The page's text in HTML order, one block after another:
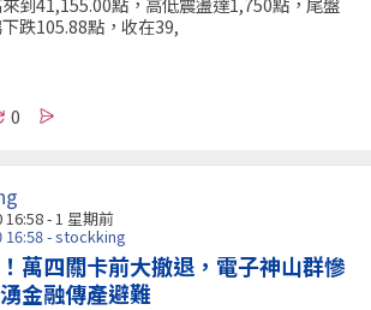
跌105.88點，收在39,
0
- 1 星期前
16:58 - stockking
萬四關卡前大撤退，電子神山群慘
金融傳產避難